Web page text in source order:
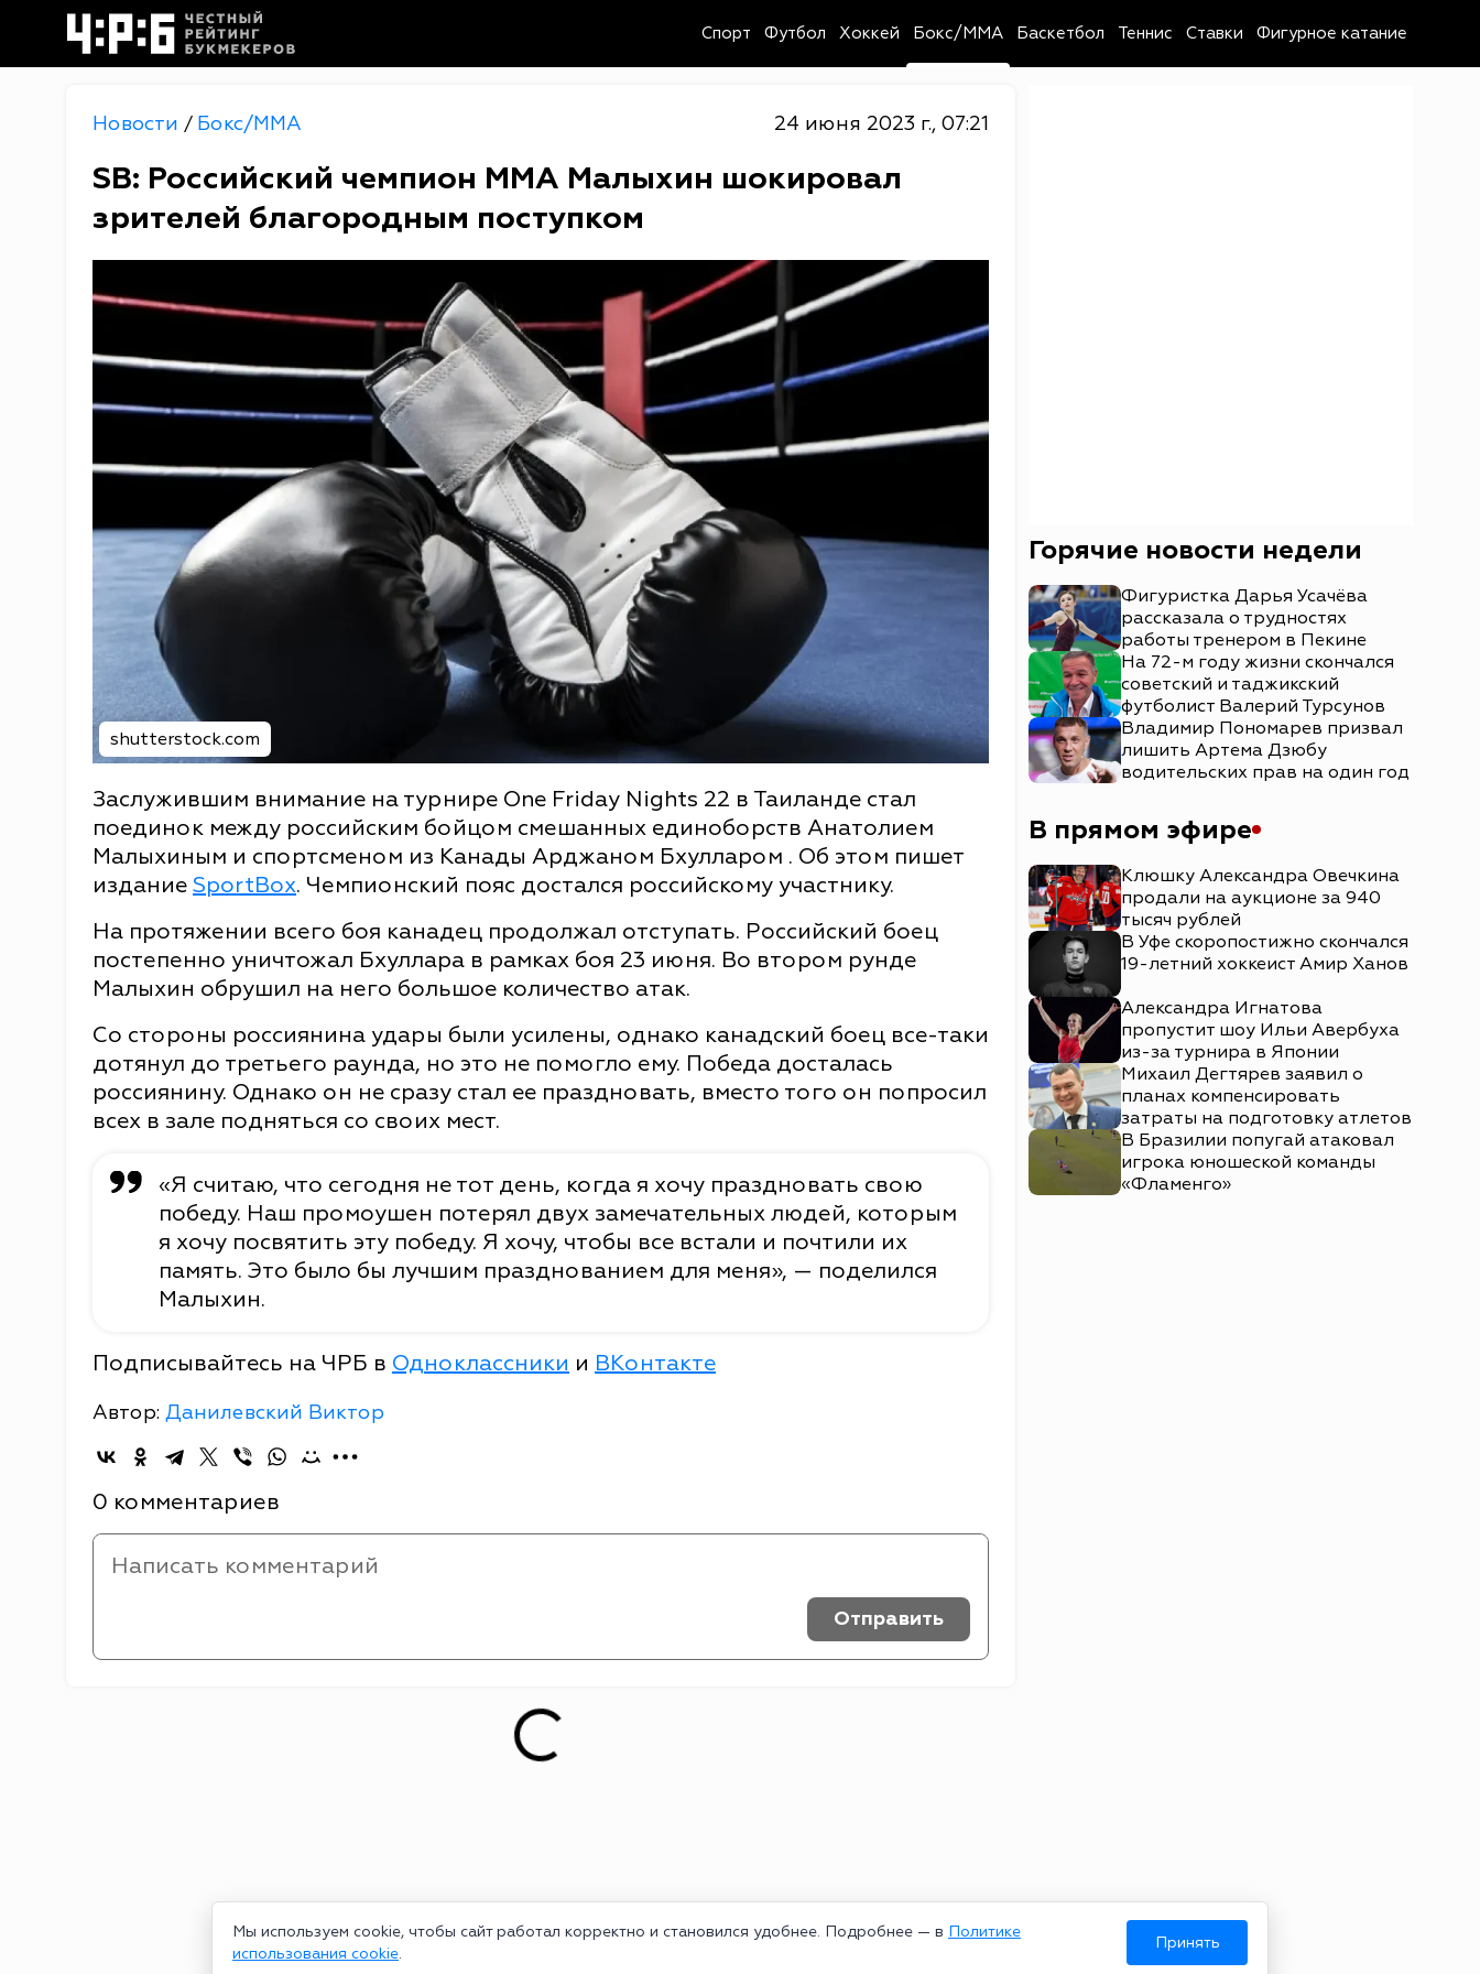
Мы используем cookie, чтобы сайт работал корректно и становился удобнее. Подробнее — в Политике
использования cookie.
Принять
Спорт Футбол Хоккей Бокс/MMA Баскетбол Теннис Ставки Фигурное катание
Новости / Бокс/MMA 24 июня 2023 г., 07:21
SB: Российский чемпион ММА Малыхин шокировал
зрителей благородным поступком
shutterstock.com
Заслужившим внимание на турнире One Friday Nights 22 в Таиланде стал
поединок между российским бойцом смешанных единоборств Анатолием
Малыхиным и спортсменом из Канады Арджаном Бхулларом . Об этом пишет
издание SportBox. Чемпионский пояс достался российскому участнику.
На протяжении всего боя канадец продолжал отступать. Российский боец
постепенно уничтожал Бхуллара в рамках боя 23 июня. Во втором рунде
Малыхин обрушил на него большое количество атак.
Со стороны россиянина удары были усилены, однако канадский боец все-таки
дотянул до третьего раунда, но это не помогло ему. Победа досталась
россиянину. Однако он не сразу стал ее праздновать, вместо того он попросил
всех в зале подняться со своих мест.
«Я считаю, что сегодня не тот день, когда я хочу праздновать свою
победу. Наш промоушен потерял двух замечательных людей, которым
я хочу посвятить эту победу. Я хочу, чтобы все встали и почтили их
память. Это было бы лучшим празднованием для меня», — поделился
Малыхин.
Подписывайтесь на ЧРБ в Одноклассники и ВКонтакте
Автор: Данилевский Виктор
0 комментариев
Отправить
Горячие новости недели
Фигуристка Дарья Усачёва
рассказала о трудностях
работы тренером в Пекине
На 72-м году жизни скончался
советский и таджикский
футболист Валерий Турсунов
Владимир Пономарев призвал
лишить Артема Дзюбу
водительских прав на один год
В прямом эфире
Клюшку Александра Овечкина
продали на аукционе за 940
тысяч рублей
В Уфе скоропостижно скончался
19-летний хоккеист Амир Ханов
Александра Игнатова
пропустит шоу Ильи Авербуха
из-за турнира в Японии
Михаил Дегтярев заявил о
планах компенсировать
затраты на подготовку атлетов
В Бразилии попугай атаковал
игрока юношеской команды
«Фламенго»